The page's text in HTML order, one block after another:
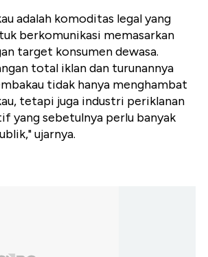
adalah komoditas legal yang
berkomunikasi memasarkan
target konsumen dewasa.
total iklan dan turunannya
tidak hanya menghambat
tetapi juga industri periklanan
yang sebetulnya perlu banyak
ujarnya.